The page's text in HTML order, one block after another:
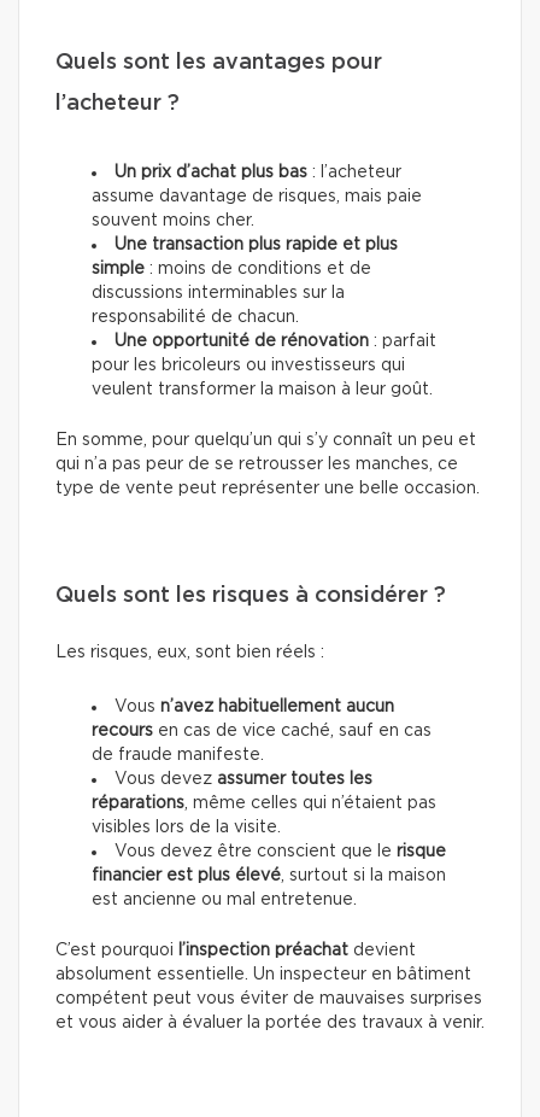
Quels sont les avantages pour
l’acheteur ?
Un prix d’achat plus bas : l’acheteur
assume davantage de risques, mais paie
souvent moins cher.
Une transaction plus rapide et plus
simple : moins de conditions et de
discussions interminables sur la
responsabilité de chacun.
Une opportunité de rénovation : parfait
pour les bricoleurs ou investisseurs qui
veulent transformer la maison à leur goût.
En somme, pour quelqu’un qui s’y connaît un peu et
qui n’a pas peur de se retrousser les manches, ce
type de vente peut représenter une belle occasion.
Quels sont les risques à considérer ?
Les risques, eux, sont bien réels :
Vous n’avez habituellement aucun
recours en cas de vice caché, sauf en cas
de fraude manifeste.
Vous devez assumer toutes les
réparations , même celles qui n’étaient pas
visibles lors de la visite.
Vous devez être conscient que le risque
financier est plus élevé , surtout si la maison
est ancienne ou mal entretenue.
C’est pourquoi l’inspection préachat devient
absolument essentielle. Un inspecteur en bâtiment
compétent peut vous éviter de mauvaises surprises
et vous aider à évaluer la portée des travaux à venir.